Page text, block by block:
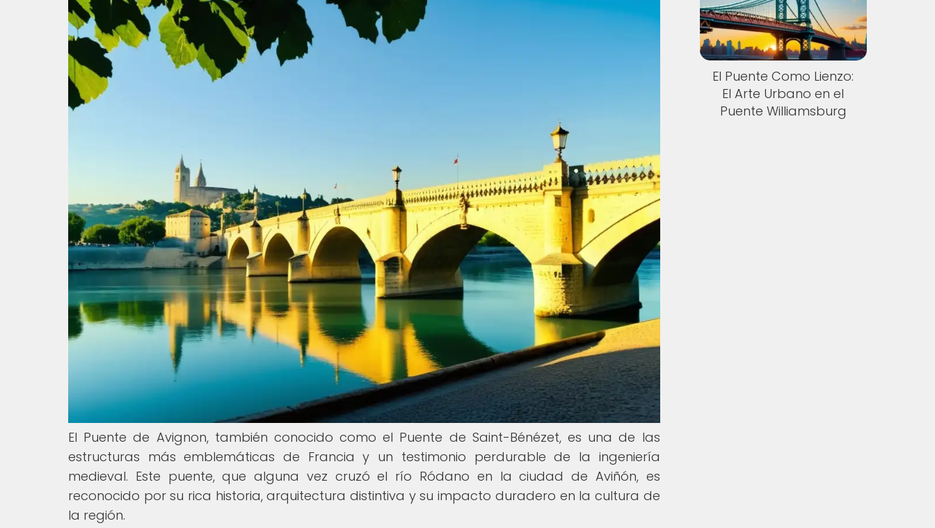
El Puente de Avignon, también conocido como el Puente de Saint-Bénézet, es una de las
estructuras más emblemáticas de Francia y un testimonio perdurable de la ingeniería
medieval. Este puente, que alguna vez cruzó el río Ródano en la ciudad de Aviñón, es
reconocido por su rica historia, arquitectura distintiva y su impacto duradero en la cultura de
la región.
El Puente Como Lienzo:
El Arte Urbano en el
Puente Williamsburg